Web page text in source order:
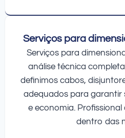
Serviços para
Serviços para
análise técnica
definimos cabos,
adequados para garantir
e economia.
dentro das